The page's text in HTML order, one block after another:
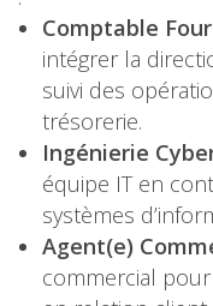
Comptable
intégrer la
suivi des
trésorerie.
Ingénierie
équipe IT en
systèmes
Agent(e)
commercial